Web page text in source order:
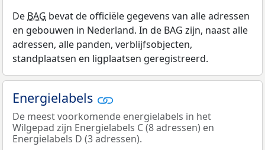
De BAG bevat de officiële gegevens van alle adressen
en gebouwen in Nederland. In de BAG zijn, naast alle
adressen, alle panden, verblijfsobjecten,
standplaatsen en ligplaatsen geregistreerd.
Energielabels
De meest voorkomende energielabels in het
Wilgepad zijn Energielabels C (8 adressen) en
Energielabels D (3 adressen).